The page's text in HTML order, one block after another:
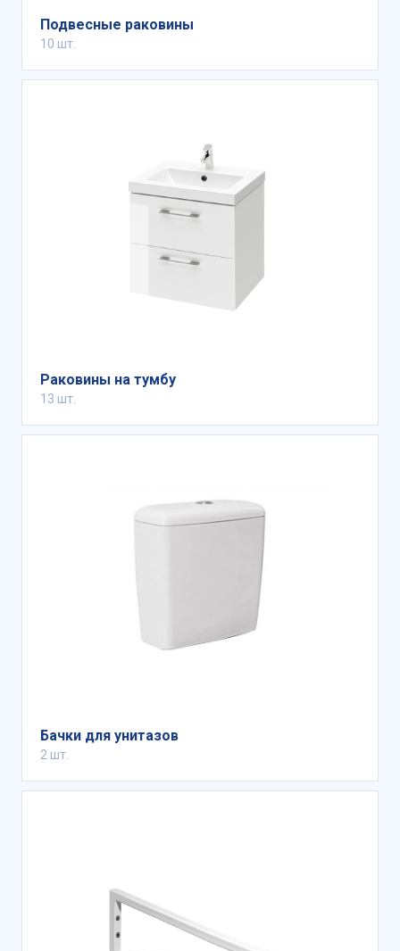
Подвесные раковины
10 шт.
Раковины на тумбу
13 шт.
Бачки для унитазов
2 шт.